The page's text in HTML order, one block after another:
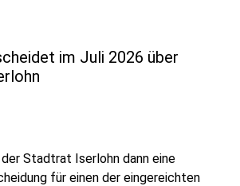
im Juli 2026 über
Stadtrat Iserlohn dann eine
für einen der eingereichten